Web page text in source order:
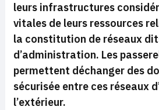
leurs infrastructures
vitales de leurs ressources
la constitution de réseaux
d’administration. Les
permettent déchanger des
sécurisée entre ces réseaux
l’extérieur.